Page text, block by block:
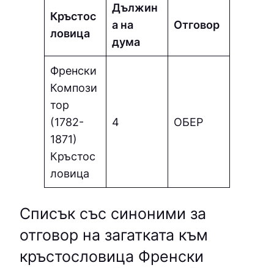
Кръстос
ловица
Дължин
а на
дума
Отговор
Френски
Компози
тор
(1782-
1871)
Кръстос
ловица
4 ОБEP
Списък със синоними за
отговор на загатката към
кръстословица Френски